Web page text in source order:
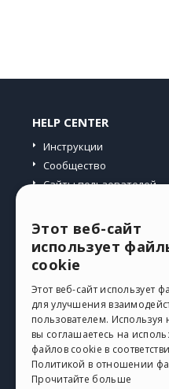
HELP CENTER
Инструкции
Сообщество
Сайты пользователей
Профиль
Мои посты
Мои лицензии
Загрузить
Веб-хостинг
Мои кредиты
Этот веб-сайт
использует
cookie
Этот веб-сайт использует
для улучшения
пользователем. Используя
вы соглашаетесь на
файлов cookie в
Политикой в ​​отношении
Прочитайте больше